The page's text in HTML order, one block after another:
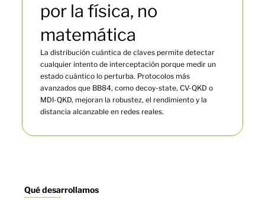
por la física, no
matemática
La distribución cuántica de claves permite detectar
cualquier intento de interceptación porque medir un
estado cuántico lo perturba. Protocolos más
avanzados que BB84, como decoy-state, CV-QKD o
MDI-QKD, mejoran la robustez, el rendimiento y la
distancia alcanzable en redes reales.
Qué desarrollamos